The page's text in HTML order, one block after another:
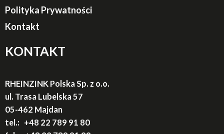
Polityka Prywatności
Kontakt
KONTAKT
RHEINZINK Polska Sp. z o.o.
ul. Trasa Lubelska 57
05-462 Majdan
tel.: +48 22 789 91 80